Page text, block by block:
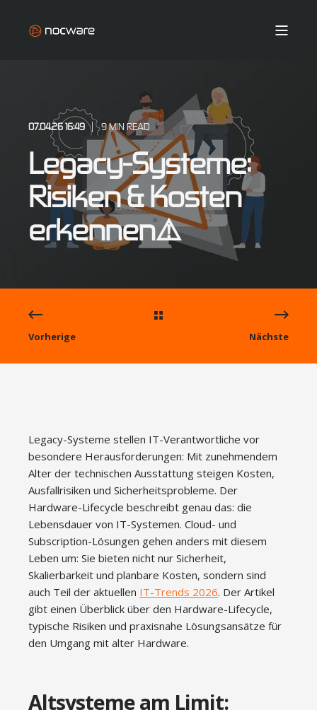
07.04.26 16:49 9 MIN READ
Legacy-Systeme:
Risiken & Kosten
erkennen⚠️
Vorherige Nächste
Legacy-Systeme stellen IT-Verantwortliche vor
besondere Herausforderungen: Mit zunehmendem
Alter der technischen Ausstattung steigen Kosten,
Ausfallrisiken und Sicherheitsprobleme. Der
Hardware-Lifecycle beschreibt genau das: die
Lebensdauer von IT-Systemen. Cloud- und
Subscription-Lösungen gehen anders mit diesem
Leben um: Sie bieten nicht nur Sicherheit,
Skalierbarkeit und planbare Kosten, sondern sind
auch Teil der aktuellen IT-Trends 2026. Der Artikel
gibt einen Überblick über den Hardware-Lifecycle,
typische Risiken und praxisnahe Lösungsansätze für
den Umgang mit alter Hardware.
Altsysteme am Limit: